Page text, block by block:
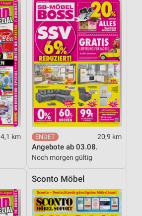
4,1 km 20,9 km
Angebote ab 03.08.
Noch morgen gültig
Sconto Möbel